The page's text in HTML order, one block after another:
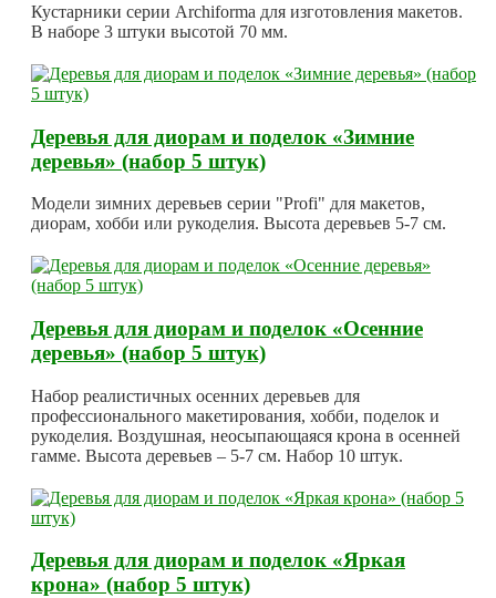
Кустарники серии Archiforma для изготовления макетов.
В наборе 3 штуки высотой 70 мм.
Деревья для диорам и поделок «Зимние
деревья» (набор 5 штук)
Модели зимних деревьев серии "Profi" для макетов,
диорам, хобби или рукоделия. Высота деревьев 5-7 см.
Деревья для диорам и поделок «Осенние
деревья» (набор 5 штук)
Набор реалистичных осенних деревьев для
профессионального макетирования, хобби, поделок и
рукоделия. Воздушная, неосыпающаяся крона в осенней
гамме. Высота деревьев – 5-7 см. Набор 10 штук.
Деревья для диорам и поделок «Яркая
крона» (набор 5 штук)